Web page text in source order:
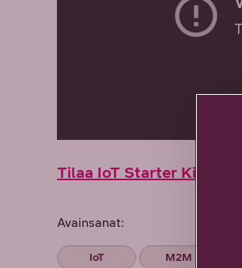
Tilaa IoT Starter Kit nyt!
Avainsanat:
IoT M2M